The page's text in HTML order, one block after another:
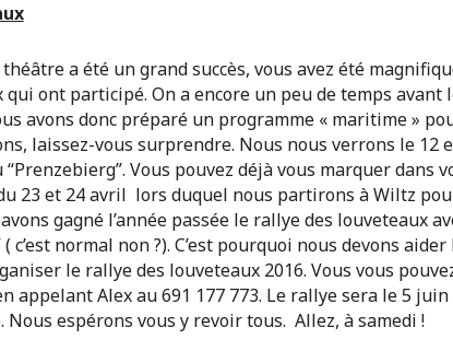
a été un grand succès, vous avez été
qui ont participé. On a encore un peu de temps avant
avons donc préparé un programme « maritime »
laissez-vous surprendre. Nous nous verrons le 12
“Prenzebierg”. Vous pouvez déjà vous marquer dans
23 et 24 avril lors duquel nous partirons à Wiltz
gagné l’année passée le rallye des louveteaux
c’est normal non ?). C’est pourquoi nous devons aider
le rallye des louveteaux 2016. Vous vous
appelant Alex au 691 177 773. Le rallye sera le 5 juin
espérons vous y revoir tous. Allez, à samedi !